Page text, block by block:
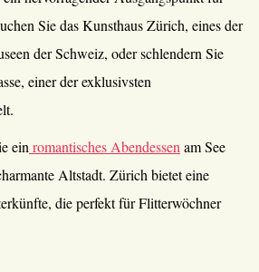
Sie das Kunsthaus Zürich, eines der
der Schweiz, oder schlendern Sie
einer der exklusivsten
ein romantisches Abendessen am See
Altstadt. Zürich bietet eine
die perfekt für Flitterwöchner